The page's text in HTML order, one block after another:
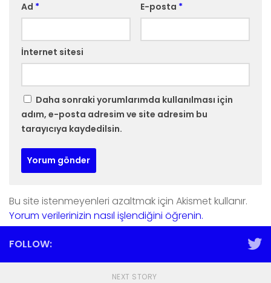
Ad * E-posta *
İnternet sitesi
Daha sonraki yorumlarımda kullanılması için
adım, e-posta adresim ve site adresim bu
tarayıcıya kaydedilsin.
Bu site istenmeyenleri azaltmak için Akismet kullanır.
Yorum verilerinizin nasıl işlendiğini öğrenin.
FOLLOW:
NEXT STORY